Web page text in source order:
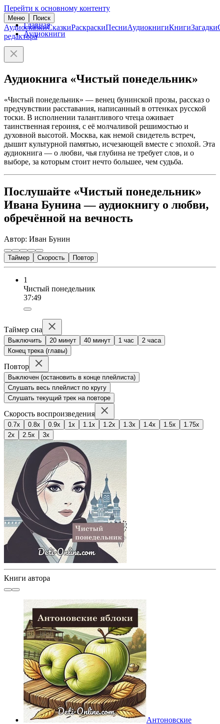
Перейти к основному контенту
Меню Поиск
АудиосказкиСказкиРаскраскиПесниАудиокнигиКнигиЗагадки
редактора
Главная
Аудиокниги
Аудиокнига «Чистый понедельник»
«Чистый понедельник» — венец бунинской прозы, рассказ о
предчувствии расставания, написанный в оттенках русской
тоски. В исполнении талантливого чтеца оживает
таинственная героиня, с её молчаливой решимостью и
духовной высотой. Москва, как немой свидетель встреч,
дышит культурной памятью, исчезающей вместе с эпохой. Эта
аудиокнига — о любви, чья глубина не требует слов, и о
выборе, за которым стоит нечто большее, чем судьба.
Послушайте «Чистый понедельник»
Ивана Бунина — аудиокнигу о любви,
обречённой на вечность
Автор: Иван Бунин
Таймер Скорость Повтор
1
Чистый понедельник
37:49
Таймер сна
Выключить 20 минут 40 минут 1 час
2 часа
Конец трека (главы)
Повтор
Выключен (остановить в конце плейлиста)
Слушать весь плейлист по кругу
Слушать текущий трек на повторе
Скорость воспроизведения
0.7x 0.8x 0.9x 1x 1.1x 1.2x 1.3x 1.4x 1.5x
1.75x
2x
2.5x 3x
Книги автора
Антоновские